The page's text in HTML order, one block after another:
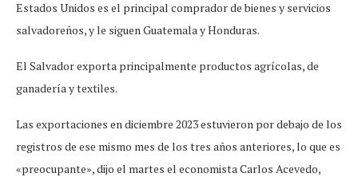
Estados Unidos es el principal comprador de bienes y servicios
salvadoreños, y le siguen Guatemala y Honduras.
El Salvador exporta principalmente productos agrícolas, de
ganadería y textiles.
Las exportaciones en diciembre 2023 estuvieron por debajo de los
registros de ese mismo mes de los tres años anteriores, lo que es
«preocupante», dijo el martes el economista Carlos Acevedo,